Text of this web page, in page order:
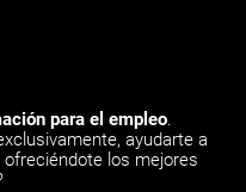
para el empleo.
ayudarte a
los mejores